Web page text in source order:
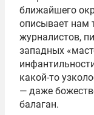
ближайшего
описывает нам
журналистов,
западных
какой-то
— даже
балаган.